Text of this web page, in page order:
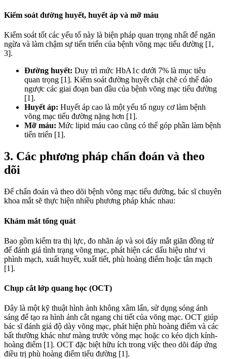
Kiểm soát đường huyết, huyết áp và mỡ máu
Kiểm soát tốt các yếu tố này là biện pháp quan trọng nhất để ngăn
ngừa và làm chậm sự tiến triển của bệnh võng mạc tiểu đường [1,
3].
Đường huyết: Duy trì mức HbA1c dưới 7% là mục tiêu
quan trọng [1]. Kiểm soát đường huyết chặt chẽ có thể đảo
ngược các giai đoạn ban đầu của bệnh võng mạc tiểu đường
[1].
Huyết áp: Huyết áp cao là một yếu tố nguy cơ làm bệnh
võng mạc tiểu đường nặng hơn [1].
Mỡ máu: Mức lipid máu cao cũng có thể góp phần làm bệnh
tiến triển [1].
3. Các phương pháp chẩn đoán và theo
dõi
Để chẩn đoán và theo dõi bệnh võng mạc tiểu đường, bác sĩ chuyên
khoa mắt sẽ thực hiện nhiều phương pháp khác nhau:
Khám mắt tổng quát
Bao gồm kiểm tra thị lực, đo nhãn áp và soi đáy mắt giãn đồng tử
để đánh giá tình trạng võng mạc, phát hiện các dấu hiệu như vi
phình mạch, xuất huyết, xuất tiết, phù hoàng điểm hoặc tân mạch
[1].
Chụp cắt lớp quang học (OCT)
Đây là một kỹ thuật hình ảnh không xâm lấn, sử dụng sóng ánh
sáng để tạo ra hình ảnh cắt ngang chi tiết của võng mạc. OCT giúp
bác sĩ đánh giá độ dày võng mạc, phát hiện phù hoàng điểm và các
bất thường khác như màng trước võng mạc hoặc co kéo dịch kính-
hoàng điểm [1]. OCT đặc biệt hữu ích trong việc theo dõi đáp ứng
điều trị phù hoàng điểm tiểu đường [1].